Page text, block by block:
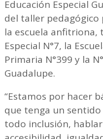
Educación Especial
del taller
la escuela anfitriona,
Especial N°7, la
Primaria N°399 y la
Guadalupe.
“Estamos por hacer
que tenga un
todo inclusión,